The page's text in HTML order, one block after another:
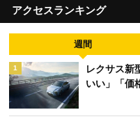
アクセスランキング
週間
1
レクサス新
いい」「価